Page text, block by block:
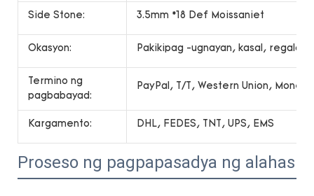
Side Stone: 3.5mm *18 Def Moissaniet
Okasyon: Pakikipag -ugnayan, kasal, regalo,
Termino ng
pagbabayad:
PayPal, T/T, Western Union,
Kargamento: DHL, FEDES, TNT, UPS, EMS
Proseso ng pagpapasadya ng alahas